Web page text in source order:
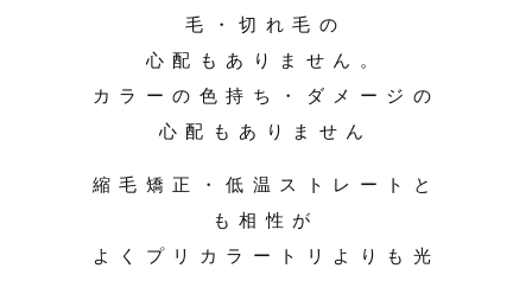
毛・切れ毛の
心配もありません。
カラーの色持ち・ダメージの
心配もありません
縮毛矯正・低温ストレートと
も相性が
よくプリカラートリよりも光